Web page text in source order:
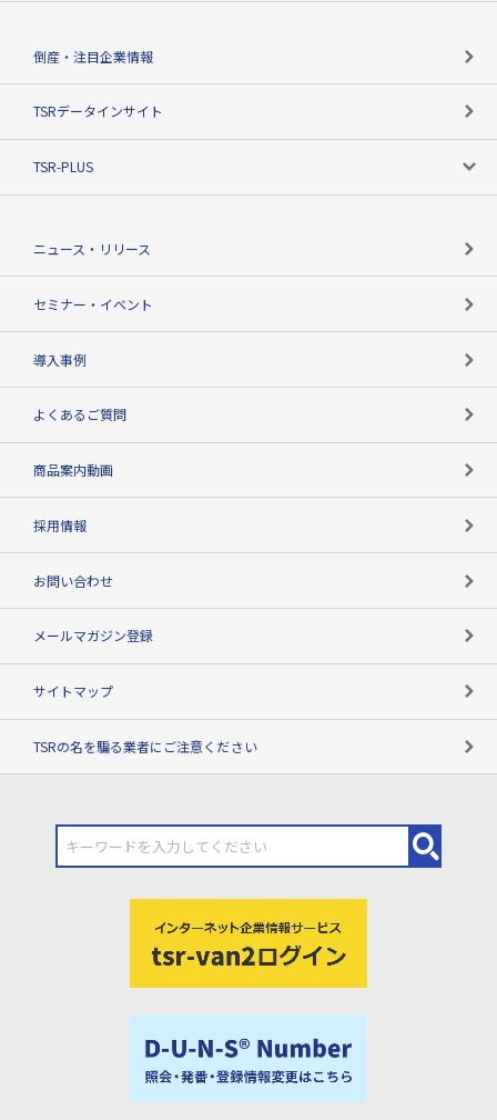
倒産・注目企業情報
TSRデータインサイト
TSR-PLUS
ニュース・リリース
セミナー・イベント
導入事例
よくあるご質問
商品案内動画
採用情報
お問い合わせ
メールマガジン登録
サイトマップ
TSRの名を騙る業者にご注意ください